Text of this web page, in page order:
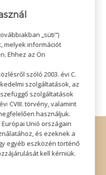
Elállás
„süti")
melyek információt
Ehhez az Ön
szóló 2003. évi C.
szolgáltatások, az
szolgáltatások
CVIII. törvény, valamint
használjuk.
Unió országain
és ezeknek a
egyéb eszközén történő
kell kérniük.